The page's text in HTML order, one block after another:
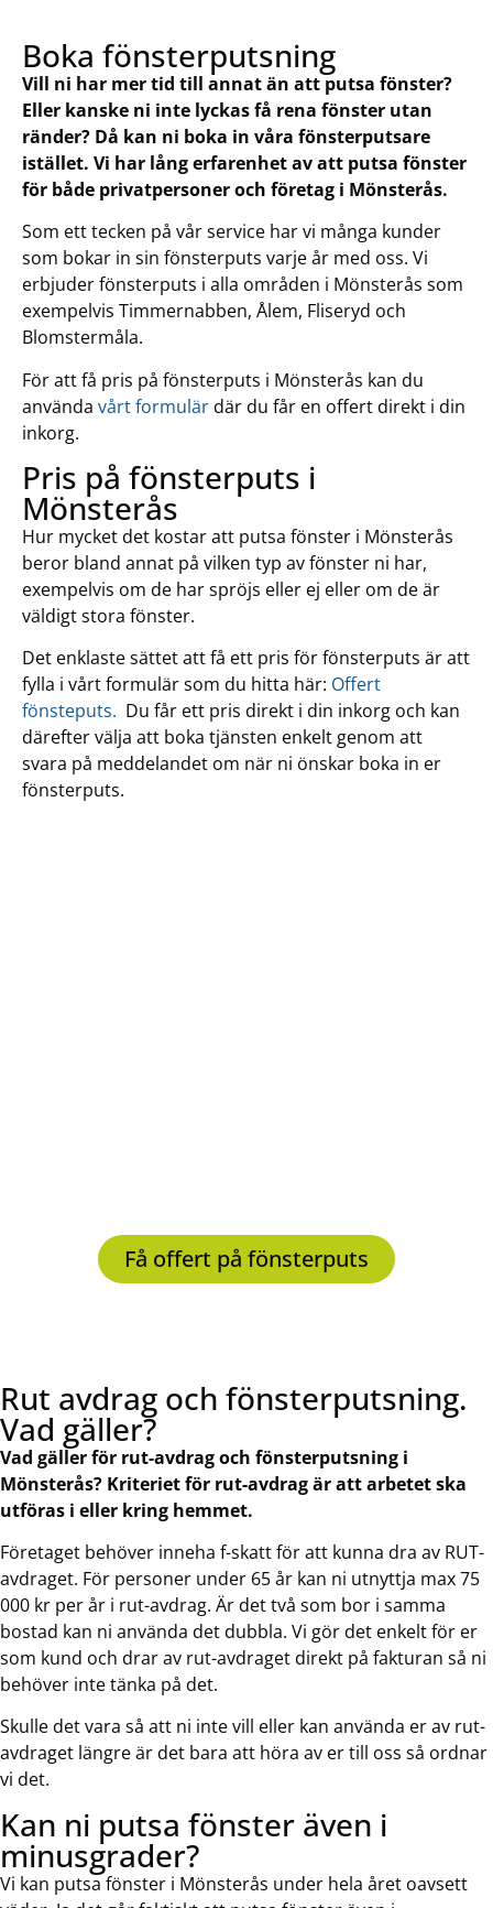
Boka fönsterputsning
Vill ni har mer tid till annat än att putsa fönster?
Eller kanske ni inte lyckas få rena fönster utan
ränder? Då kan ni boka in våra fönsterputsare
istället. Vi har lång erfarenhet av att putsa fönster
för både privatpersoner och företag i Mönsterås.
Som ett tecken på vår service har vi många kunder
som bokar in sin fönsterputs varje år med oss. Vi
erbjuder fönsterputs i alla områden i Mönsterås som
exempelvis Timmernabben, Ålem, Fliseryd och
Blomstermåla.
För att få pris på fönsterputs i Mönsterås kan du
använda vårt formulärdär du får en offert direkt i din
inkorg.
Pris på fönsterputs i
Mönsterås
Hur mycket det kostar att putsa fönster i Mönsterås
beror bland annat på vilken typ av fönster ni har,
exempelvis om de har spröjs eller ej eller om de är
väldigt stora fönster.
Det enklaste sättet att få ett pris för fönsterputs är att
fylla i vårt formulär som du hitta här: Offert
fönsteputs. Du får ett pris direkt i din inkorg och kan
därefter välja att boka tjänsten enkelt genom att
svara på meddelandet om när ni önskar boka in er
fönsterputs.
Få offert på fönsterputs
Rut avdrag och fönsterputsning.
Vad gäller?
Vad gäller för rut-avdrag och fönsterputsning i
Mönsterås? Kriteriet för rut-avdrag är att arbetet ska
utföras i eller kring hemmet.
Företaget behöver inneha f-skatt för att kunna dra av RUT-
avdraget. För personer under 65 år kan ni utnyttja max 75
000 kr per år i rut-avdrag. Är det två som bor i samma
bostad kan ni använda det dubbla. Vi gör det enkelt för er
som kund och drar av rut-avdraget direkt på fakturan så ni
behöver inte tänka på det.
Skulle det vara så att ni inte vill eller kan använda er av rut-
avdraget längre är det bara att höra av er till oss så ordnar
vi det.
Kan ni putsa fönster även i
minusgrader?
Vi kan putsa fönster i Mönsterås under hela året oavsett